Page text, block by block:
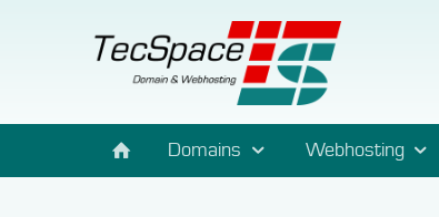
Domains Webhosting